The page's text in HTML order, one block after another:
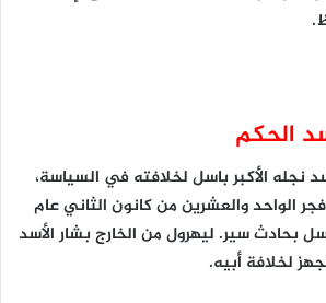
الحكم
نجله الأكبر باسل لخلافته في السياسة،
الواحد والعشرين من كانون الثاني عام
باسل بحادث سير. ليهرول من الخارج بشار الأسد
لخلافة أبيه.